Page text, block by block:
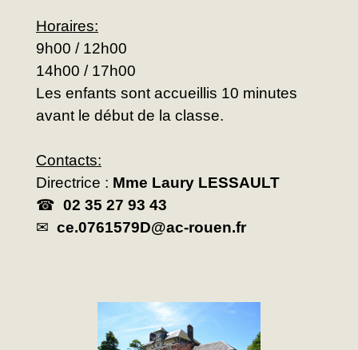
Horaires:
9h00 / 12h00
14h00 / 17h00
Les enfants sont accueillis 10 minutes
avant le début de la classe.
Contacts:
Directrice : Mme Laury LESSAULT
☎ 02 35 27 93 43
✉ ce.0761579D@ac-rouen.fr